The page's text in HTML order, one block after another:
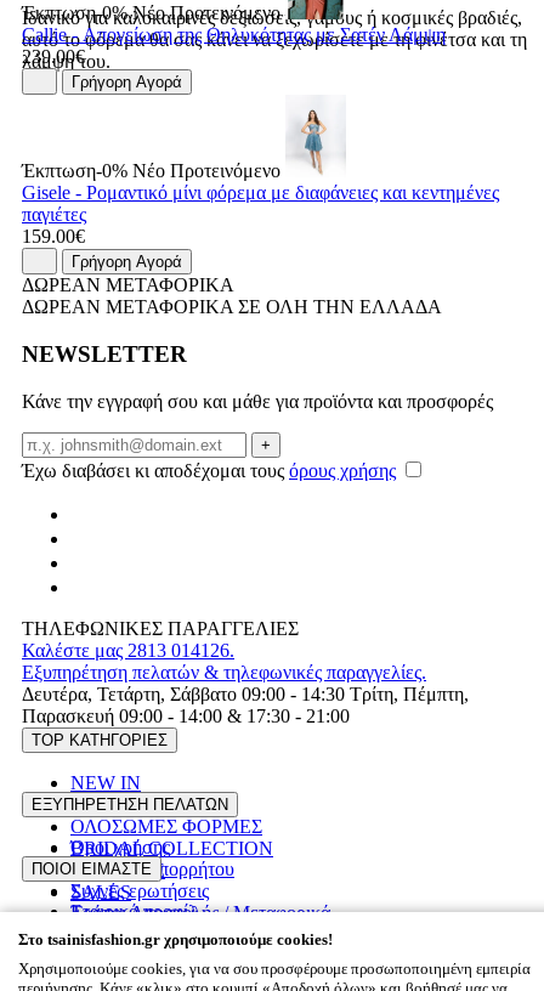
Ιδανικό για καλοκαιρινές δεξιώσεις, γάμους ή κοσμικές βραδιές,
αυτό το φόρεμα θα σας κάνει να ξεχωρίσετε με τη φινέτσα και τη
λάμψη του.
Έκπτωση-0% Νέο Προτεινόμενο
Callie - Απογείωση της Θηλυκότητας με Σατέν Λάμψη
239.00€
Γρήγορη Αγορά
Έκπτωση-0% Νέο Προτεινόμενο
Gisele - Ρομαντικό μίνι φόρεμα με διαφάνειες και κεντημένες
παγιέτες
159.00€
Γρήγορη Αγορά
ΔΩΡΕΑΝ ΜΕΤΑΦΟΡΙΚΑ
ΔΩΡΕΑΝ ΜΕΤΑΦΟΡΙΚΑ ΣΕ ΟΛΗ ΤΗΝ ΕΛΛΑΔΑ
NEWSLETTER
Κάνε την εγγραφή σου και μάθε για προϊόντα και προσφορές
Email
+
Έχω διαβάσει κι αποδέχομαι τους όρους χρήσης
ΤΗΛΕΦΩΝΙΚΕΣ ΠΑΡΑΓΓΕΛΙΕΣ
Καλέστε μας 2813 014126.
Εξυπηρέτηση πελατών & τηλεφωνικές παραγγελίες.
Δευτέρα, Τετάρτη, Σάββατο 09:00 - 14:30 Τρίτη, Πέμπτη,
Παρασκευή 09:00 - 14:00 & 17:30 - 21:00
TOP ΚΑΤΗΓΟΡΙΕΣ
NEW IN
ΦΟΡΕΜΑΤΑ
ΟΛΟΣΩΜΕΣ ΦΟΡΜΕΣ
BRIDAL COLLECTION
PLUS SIZE
SALES
ΕΞΥΠΗΡΕΤΗΣΗ ΠΕΛΑΤΩΝ
Όροι χρήσης
Πολιτική Απορρήτου
Συχνές ερωτήσεις
Τρόποι Αποστολής / Μεταφορικά
Επιστροφές προϊόντων
ΠΟΙΟΙ ΕΙΜΑΣΤΕ
Εταιρικό προφίλ
Επικοινωνία
Στο tsainisfashion.gr χρησιμοποιούμε cookies!
Χρησιμοποιούμε cookies, για να σου προσφέρουμε προσωποποιημένη εμπειρία